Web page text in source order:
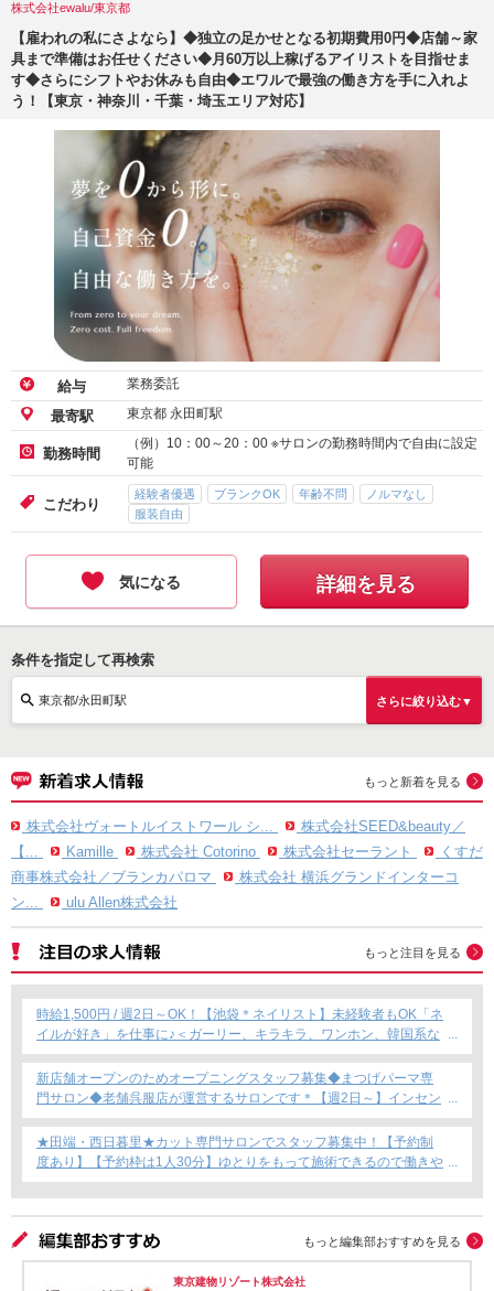
株式会社ewalu/東京都
【雇われの私にさよなら】◆独立の足かせとなる初期費用0円◆店舗～家
具まで準備はお任せください◆月60万以上稼げるアイリストを目指せま
す◆さらにシフトやお休みも自由◆エワルで最強の働き方を手に入れよ
う！【東京・神奈川・千葉・埼玉エリア対応】
給与 業務委託
最寄駅 東京都 永田町駅
勤務時間
（例）10：00～20：00 ※サロンの勤務時間内で自由に設定
可能
こだわり
経験者優遇 ブランクOK 年齢不問
ノルマなし
服装自由
気になる 詳細を見る
条件を指定して再検索
東京都/永田町駅 さらに絞り込む▼
もっと新着を見る
株式会社ヴォートルイストワール シ...
株式会社SEED&beauty／
【...
Kamille 株式会社 Cotorino 株式会社セーラント
くすだ
商事株式会社／ブランカパロマ
株式会社 横浜グランドインターコ
ン...
ulu Allen株式会社
もっと注目を見る
時給1,500円 / 週2日～OK！【池袋＊ネイリスト】未経験者もOK「ネ
イルが好き」を仕事に♪＜ガーリー、キラキラ、ワンホン、韓国系な
ど幅広く提案できます！＞
新店舗オープンのためオープニングスタッフ募集◆まつげパーマ専
門サロン◆老舗呉服店が運営するサロンです＊【週2日～】インセン
ティブあり◎
★田端・西日暮里★カット専門サロンでスタッフ募集中！【予約制
度あり】【予約枠は1人30分】ゆとりをもって施術できるので働きや
すい！これからカット専門店で働きたい方にもおすすめ◎
もっと編集部おすすめを見る
東京建物リゾート株式会社